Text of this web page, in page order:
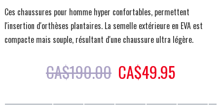
Ces chaussures pour homme hyper confortables, permettent
l'insertion d'orthèses plantaires. La semelle extérieure en EVA est
compacte mais souple, résultant d'une chaussure ultra légère.
CA$190.00 CA$49.95